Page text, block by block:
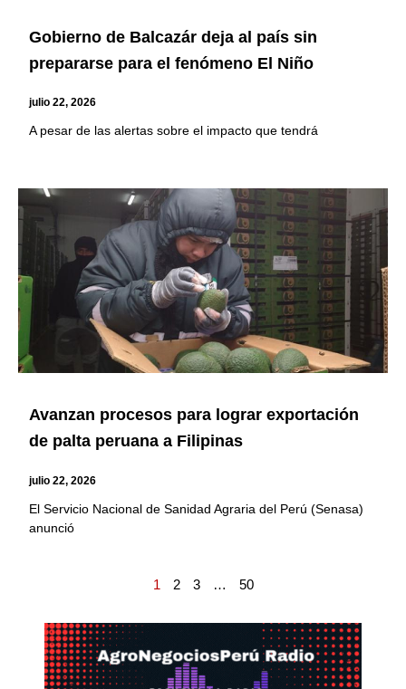
Gobierno de Balcazár deja al país sin
prepararse para el fenómeno El Niño
julio 22, 2026
A pesar de las alertas sobre el impacto que tendrá
Avanzan procesos para lograr exportación
de palta peruana a Filipinas
julio 22, 2026
El Servicio Nacional de Sanidad Agraria del Perú (Senasa)
anunció
1 2 3 … 50